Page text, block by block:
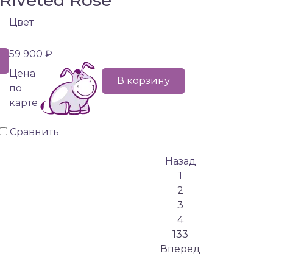
Цвет
59 900 ₽
Цена
по
карте
В корзину
Сравнить
Назад
1
2
3
4
133
Вперед